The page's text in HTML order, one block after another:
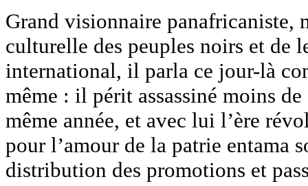
Grand visionnaire panafricaniste,
culturelle des peuples noirs et de
international, il parla ce jour-là
même : il périt assassiné moins
même année, et avec lui l’ère
pour l’amour de la patrie entama
distribution des promotions et